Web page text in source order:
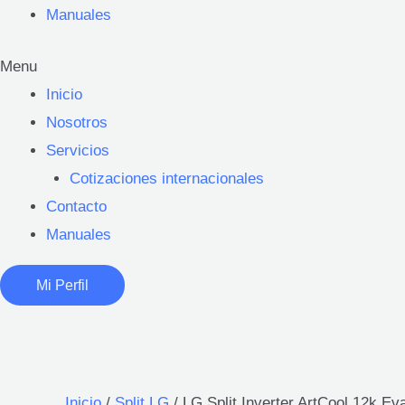
Manuales
Menu
Inicio
Nosotros
Servicios
Cotizaciones internacionales
Contacto
Manuales
Mi Perfil